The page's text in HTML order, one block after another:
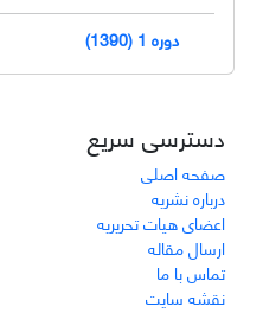
دوره 1 (1390)
دسترسی سریع
صفحه اصلی
درباره نشریه
اعضای هیات تحریریه
ارسال مقاله
تماس با ما
نقشه سایت